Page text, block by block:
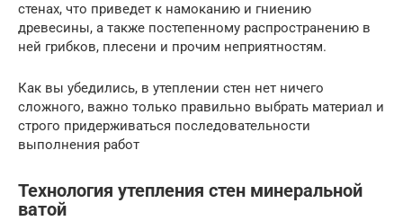
стенах, что приведет к намоканию и гниению
древесины, а также постепенному распространению в
ней грибков, плесени и прочим неприятностям.
Как вы убедились, в утеплении стен нет ничего
сложного, важно только правильно выбрать материал и
строго придерживаться последовательности
выполнения работ
Технология утепления стен минеральной
ватой